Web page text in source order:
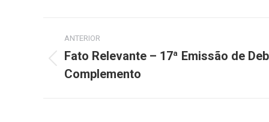
Navegação
de
post:
ANTERIOR
anterior:
Fato Relevante – 17ª Emissão de
Complemento